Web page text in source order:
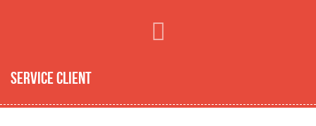
Service client